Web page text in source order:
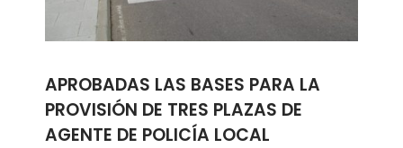
APROBADAS LAS BASES PARA LA
PROVISIÓN DE TRES PLAZAS DE
AGENTE DE POLICÍA LOCAL